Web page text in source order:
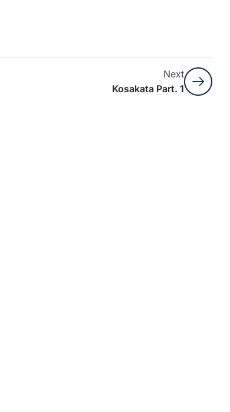
Next
Kosakata Part. 1